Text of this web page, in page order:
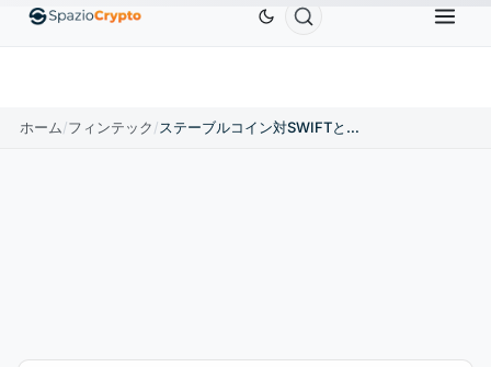
EthereumETH$1,880.58 Tether USDT BNB
ホーム/フィンテック/ ステーブルコイン対SWIFTと決済カード：欧州企業の実コスト比較2026